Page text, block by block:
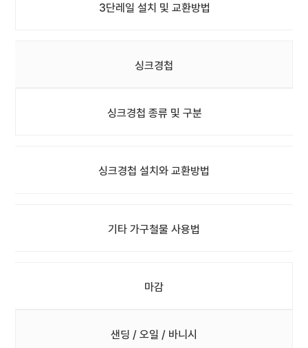
3단레일 설치 및 교환방법
싱크경첩
싱크경첩 종류 및 구분
싱크경첩 설치와 교환방법
기타 가구철물 사용법
마감
샌딩 / 오일 / 바니시